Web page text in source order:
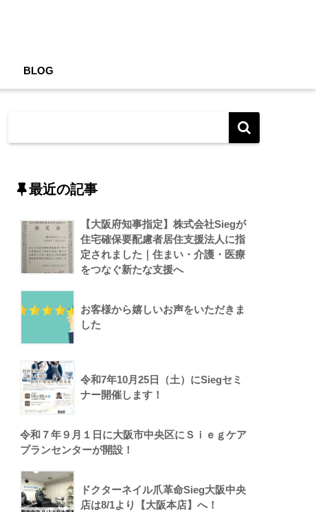
BLOG
最近の記事
【大阪府知事指定】株式会社Siegが
住宅確保要配慮者居住支援法人に指
定されました｜住まい・介護・医療
をつなぐ新たな支援へ
お客様から嬉しいお声をいただきま
した
令和7年10月25日（土）にSiegセミ
ナー開催します！
令和７年９月１日に大阪市中央区にＳｉｅｇケア
プランセンターが開設！
ドクターネイル爪革命Sieg大阪中央
店は8/1より【大阪本店】へ！